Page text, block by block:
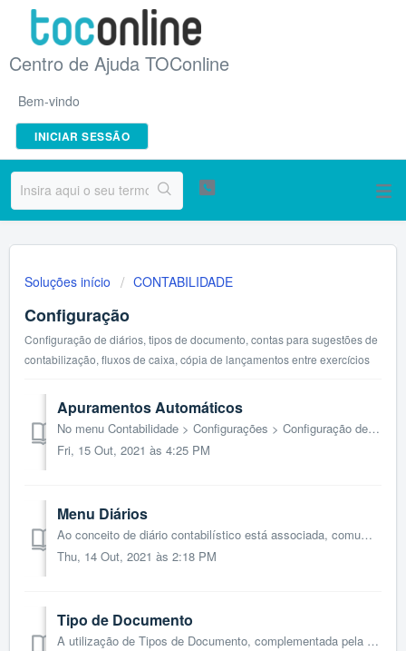
Centro de Ajuda TOConline
Bem-vindo
INICIAR SESSÃO
Soluções início CONTABILIDADE
Configuração
Configuração de diários, tipos de documento, contas para sugestões de
contabilização, fluxos de caixa, cópia de lançamentos entre exercícios
Apuramentos Automáticos
No menu Contabilidade > Configurações > Configuração de Apuramento e Fecho, pode consultar os apuramentos automáticos existentes na aplicação. ...
Fri, 15 Out, 2021 às 4:25 PM
Menu Diários
Ao conceito de diário contabilístico está associada, comummente, a necessidade de um correto arquivo dos documentos contabilísticos, de forma numericame...
Thu, 14 Out, 2021 às 2:18 PM
Tipo de Documento
A utilização de Tipos de Documento, complementada pela associação do respetivo número, permite evitar, na generalidade dos casos, a introdução de descr...